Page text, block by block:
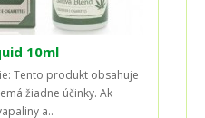
10ml
Tento produkt obsahuje
žiadne účinky. Ak
a..